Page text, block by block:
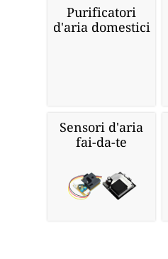
Purificatori
d'aria domestici
Sensori d'aria
fai-da-te